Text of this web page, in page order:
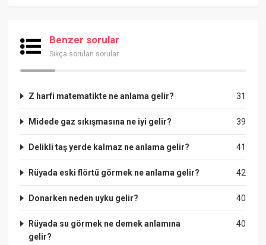
Benzer sorular
Sıkça sorulan sorular
31
Z harfi matematikte ne anlama gelir?
39
Midede gaz sıkışmasına ne iyi gelir?
41
Delikli taş yerde kalmaz ne anlama gelir?
42
Rüyada eski flörtü görmek ne anlama gelir?
40
Donarken neden uyku gelir?
40
Rüyada su görmek ne demek anlamına
gelir?